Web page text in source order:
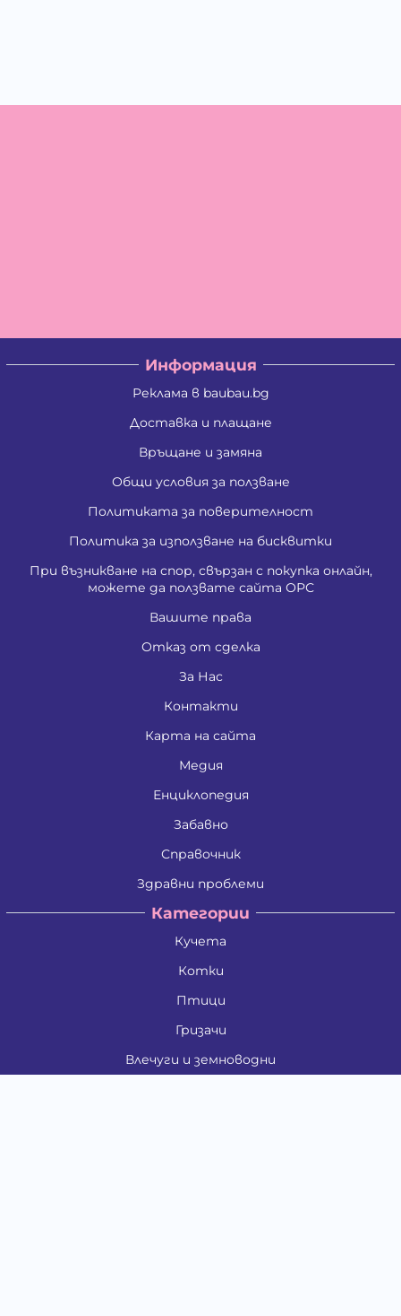
Информация
Реклама в baubau.bg
Доставка и плащане
Връщане и замяна
Общи условия за ползване
Политиката за поверителност
Политика за използване на бисквитки
При възникване на спор, свързан с покупка онлайн,
можете да ползвате сайта ОРС
Вашите права
Отказ от сделка
За Нас
Контакти
Карта на сайта
Медия
Енциклопедия
Забавно
Справочник
Здравни проблеми
Категории
Кучета
Котки
Птици
Гризачи
Влечуги и земноводни